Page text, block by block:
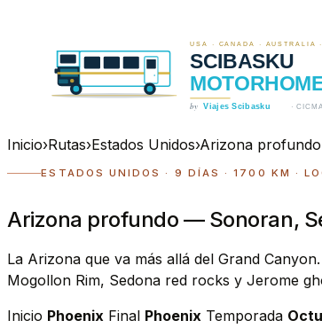
Inicio›Rutas›Estados Unidos›Arizona
ESTADOS UNIDOS · 9 DÍAS · 1700 KM ·
Arizona profundo — Sonoran,
La Arizona que va más allá del Grand
Mogollon Rim, Sedona red rocks y Jerome
Inicio Phoenix Final Phoenix Temporada